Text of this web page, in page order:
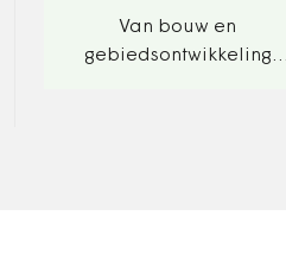
Van bouw en
gebiedsontwikkeling